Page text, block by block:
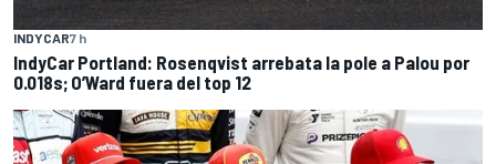
INDYCAR7 h
IndyCar Portland: Rosenqvist arrebata la pole a Palou por
0.018s; O’Ward fuera del top 12